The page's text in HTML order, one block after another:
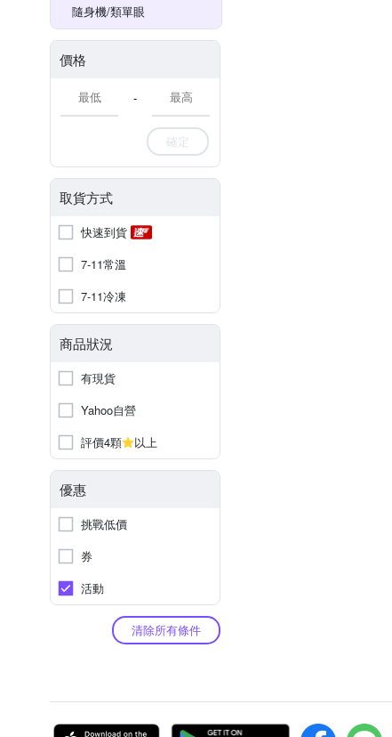
隨身機/類單眼
價格
-
確定
取貨方式
快速到貨
7-11常溫
7-11冷凍
商品狀況
有現貨
Yahoo自營
評價4顆
以上
優惠
挑戰低價
券
活動
清除所有條件